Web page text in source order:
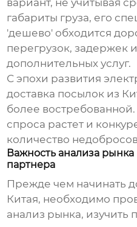
вариант, не учитывая
габариты груза, его
'дешево' обходится
перегрузок, задержек
дополнительных услуг.
С эпохи развития
доставка посылок из
более
спроса растет и
количество
Важность анализа
партнера
Прежде чем начинать
Китая, необходимо
анализ рынка, изучить